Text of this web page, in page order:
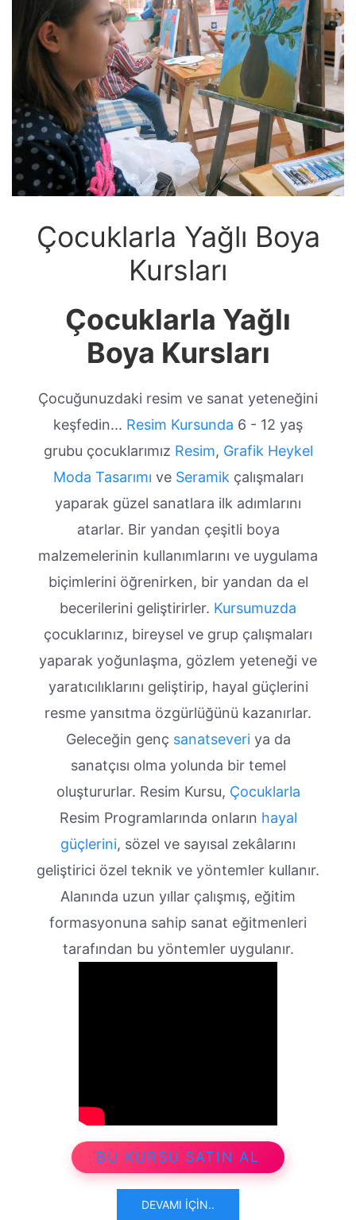
Çocuklarla Yağlı Boya
Kursları
Çocuklarla Yağlı
Boya Kursları
Çocuğunuzdaki resim ve sanat yeteneğini
keşfedin... Resim Kursunda 6 - 12 yaş
grubu çocuklarımız Resim, Grafik Heykel
Moda Tasarımı veSeramikçalışmaları
yaparak güzel sanatlara ilk adımlarını
atarlar. Bir yandan çeşitli boya
malzemelerinin kullanımlarını ve uygulama
biçimlerini öğrenirken, bir yandan da el
becerilerini geliştirirler. Kursumuzda
çocuklarınız, bireysel ve grup çalışmaları
yaparak yoğunlaşma, gözlem yeteneği ve
yaratıcılıklarını geliştirip, hayal güçlerini
resme yansıtma özgürlüğünü kazanırlar.
Geleceğin genç sanatseveriya da
sanatçısı olma yolunda bir temel
oluştururlar. Resim Kursu, Çocuklarla
Resim Programlarında onların hayal
güçlerini, sözel ve sayısal zekâlarını
geliştirici özel teknik ve yöntemler kullanır.
Alanında uzun yıllar çalışmış, eğitim
formasyonuna sahip sanat eğitmenleri
tarafından bu yöntemler uygulanır.
BU KURSU SATIN AL
DEVAMI İÇIN..